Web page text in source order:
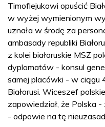
Timofiejukowi opuścić
w wyżej wymienionym
uznała w środę za
ambasady republiki
z kolei białoruskie MSZ
dyplomatów - konsul
samej placówki - w ciągu
Białorusi. Wiceszef
zapowiedział, że Polska
- odpowie na tę